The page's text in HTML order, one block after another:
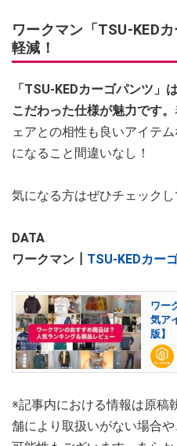
ワークマン「TSU-KED
軽減！
「TSU-KEDカーゴパンツ」
こだわった仕様が魅力です。
ェアとの相性も良いアイテ
になること間違いなし！
気になる方はぜひチェックし
DATA
ワークマン┃ TSU-KEDカー
ワー
気ア
版】
※記事内における情報は原稿
舗により取扱いがない場合